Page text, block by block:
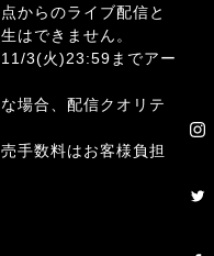
からのライブ配信と
はできません。
11/3(火)23:59までアー
場合、配信クオリテ
手数料はお客様負担